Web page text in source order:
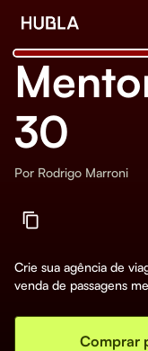
30
Por Rodrigo Marroni
Crie sua agência de
venda de passagens
Comprar